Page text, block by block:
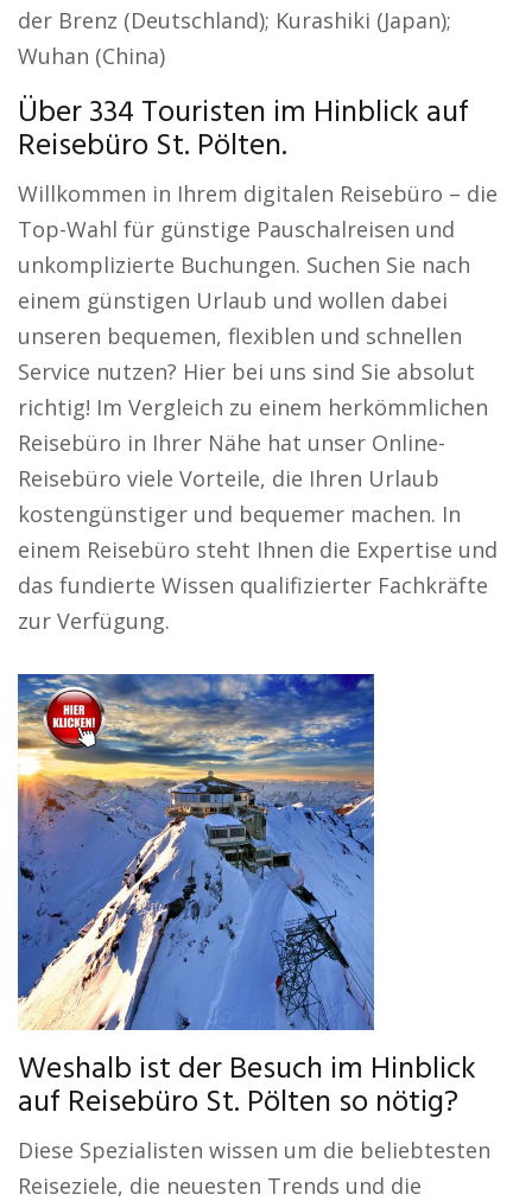
der Brenz (Deutschland); Kurashiki (Japan);
Wuhan (China)
Über 334 Touristen im Hinblick auf
Reisebüro St. Pölten.
Willkommen in Ihrem digitalen Reisebüro – die
Top-Wahl für günstige Pauschalreisen und
unkomplizierte Buchungen. Suchen Sie nach
einem günstigen Urlaub und wollen dabei
unseren bequemen, flexiblen und schnellen
Service nutzen? Hier bei uns sind Sie absolut
richtig! Im Vergleich zu einem herkömmlichen
Reisebüro in Ihrer Nähe hat unser Online-
Reisebüro viele Vorteile, die Ihren Urlaub
kostengünstiger und bequemer machen. In
einem Reisebüro steht Ihnen die Expertise und
das fundierte Wissen qualifizierter Fachkräfte
zur Verfügung.
Weshalb ist der Besuch im Hinblick
auf Reisebüro St. Pölten so nötig?
Diese Spezialisten wissen um die beliebtesten
Reiseziele, die neuesten Trends und die